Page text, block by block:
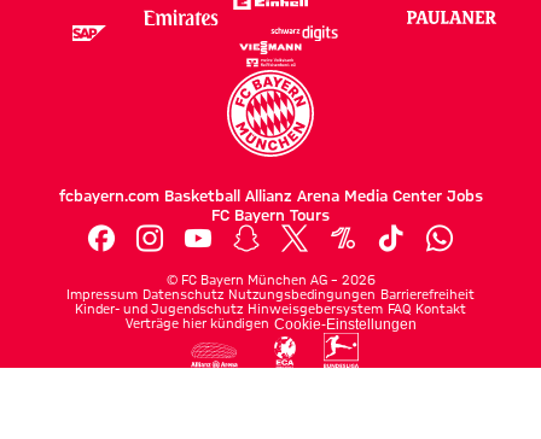
fcbayern.com Basketball Allianz Arena Media Center Jobs
FC Bayern Tours
© FC Bayern München AG – 2026
Impressum Datenschutz Nutzungsbedingungen Barrierefreiheit
Kinder- und Jugendschutz Hinweisgebersystem FAQ Kontakt
Verträge hier kündigen Cookie-Einstellungen